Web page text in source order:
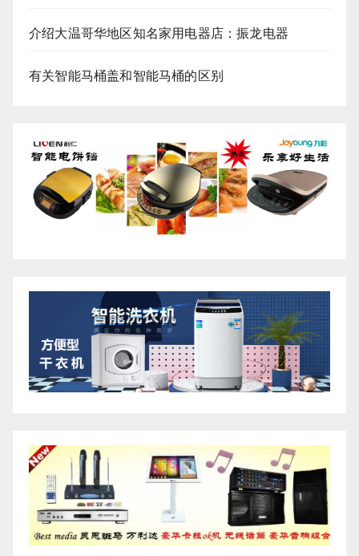
介绍大温哥华地区知名家用电器店：振龙电器
有关智能马桶盖和智能马桶的区别